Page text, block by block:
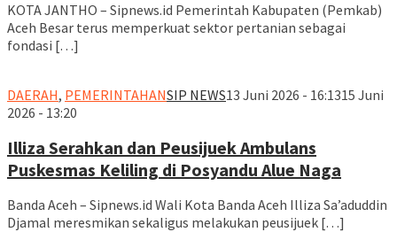
KOTA JANTHO – Sipnews.id Pemerintah Kabupaten (Pemkab)
Aceh Besar terus memperkuat sektor pertanian sebagai
fondasi […]
DAERAH, PEMERINTAHANSIP NEWS13 Juni 2026 - 16:1315 Juni
2026 - 13:20
Illiza Serahkan dan Peusijuek Ambulans
Puskesmas Keliling di Posyandu Alue Naga
Banda Aceh – Sipnews.id Wali Kota Banda Aceh Illiza Sa’aduddin
Djamal meresmikan sekaligus melakukan peusijuek […]